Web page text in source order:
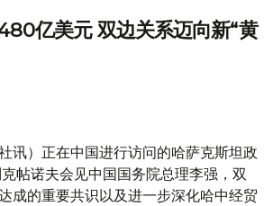
亿美元 双边关系迈向新“黄
讯）正在中国进行访问的哈萨克斯坦政
帖诺夫会见中国国务院总理李强，双
成的重要共识以及进一步深化哈中经贸